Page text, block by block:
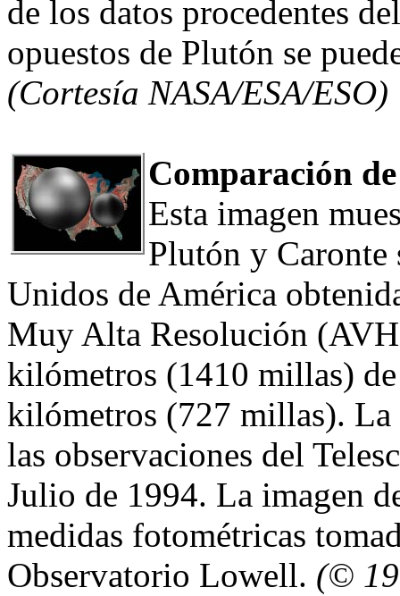
de los datos procedentes
opuestos de Plutón se
(Cortesía NASA/ESA/ESO)
Comparación
Esta imagen
Plutón y Caronte
Unidos de América
Muy Alta Resolución
kilómetros (1410 millas)
kilómetros (727 millas). La
las observaciones del
Julio de 1994. La imagen
medidas fotométricas
Observatorio Lowell. (©